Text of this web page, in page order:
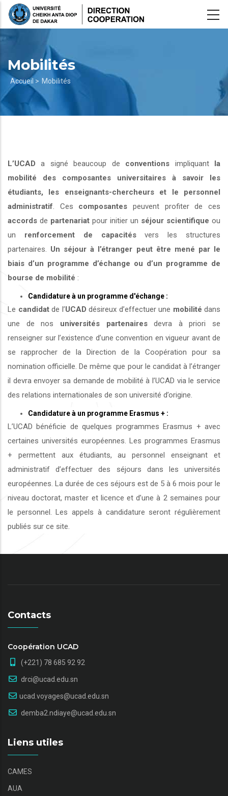
Aller
Mobilités
Fil
d'Ariane
Accueil > Mobilités
L’UCAD a signé beaucoup de conventions impliquant la
mobilité des composantes universitaires à savoir les
étudiants, les enseignants-chercheurs et le personnel
administratif . Ces composantes peuvent profiter de ces
accords de partenariat pour initier un séjour scientifique ou
un renforcement de capacitésvers les structures
partenaires. Un séjour à l’étranger peut être mené par le
biais d’un programme d’échange ou d’un programme de
bourse de mobilité :
Candidature à un programme d'échange :
Le candidatde l’UCAD désireux d’effectuer une mobilité dans
une de nos universités partenairesdevra à priori se
renseigner sur l’existence d’une convention en vigueur avant de
se rapprocher de la Direction de la Coopération pour sa
nomination officielle. De même que pour le candidat à l’étranger
il devra envoyer sa demande de mobilité à l’UCAD via le service
des relations internationales de son université d’origine.
Candidature à un programme Erasmus + :
L’UCAD bénéficie de quelques programmes Erasmus + avec
certaines universités européennes. Les programmes Erasmus
+ permettent aux étudiants, au personnel enseignant et
administratif d’effectuer des séjours dans les universités
européennes. La durée de ces séjours est de 5 à 6 mois pour le
niveau doctorat, master et licence et d’une à 2 semaines pour
le personnel. Les appels à candidature seront régulièrement
publiés sur ce site.
Contacts
Coopération UCAD
(+221) 78 685 92 92
drci@ucad.edu.sn
ucad.voyages@ucad.edu.sn
demba2.ndiaye@ucad.edu.sn
Liens utiles
CAMES
AUA